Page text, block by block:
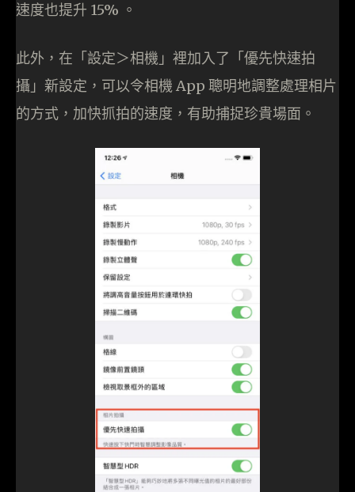
速度也提升 15% 。
此外，在「設定＞相機」裡加入了「優先快速拍
攝」新設定，可以令相機 App 聰明地調整處理相片
的方式，加快抓拍的速度，有助捕捉珍貴場面。